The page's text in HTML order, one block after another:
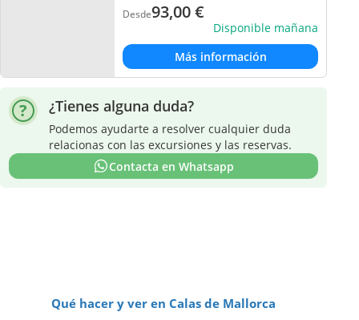
Desde93,00€
Disponible mañana
Más información
¿Tienes alguna duda?
Podemos ayudarte a resolver cualquier duda
relacionas con las excursiones y las reservas.
Contacta en Whatsapp
Qué hacer y ver en Calas de Mallorca